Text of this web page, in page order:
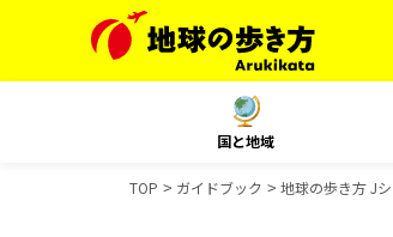
国と地域
TOP ガイドブック 地球の歩き方 J